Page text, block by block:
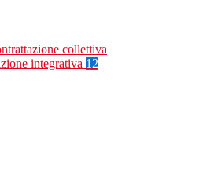
collettiva
integrativa 12